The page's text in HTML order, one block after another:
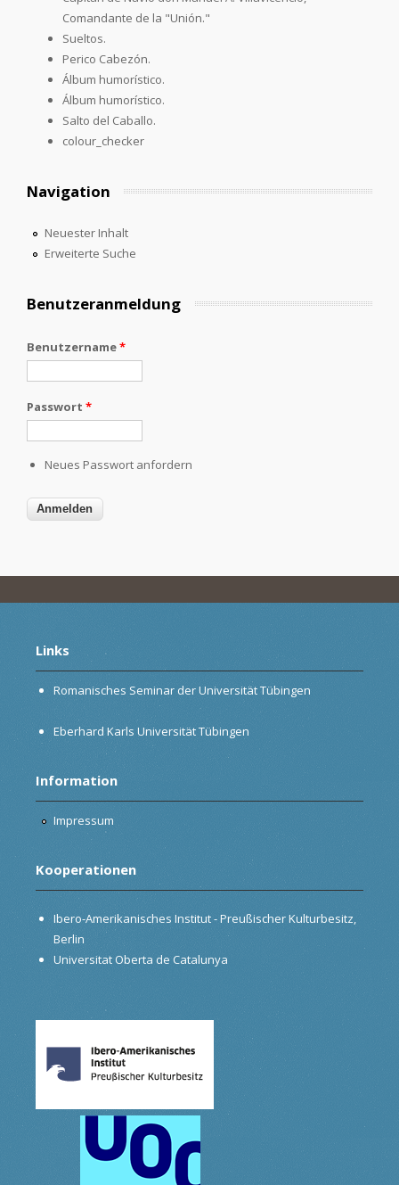
Comandante de la "Unión."
Sueltos.
Perico Cabezón.
Álbum humorístico.
Álbum humorístico.
Salto del Caballo.
colour_checker
Navigation
Neuester Inhalt
Erweiterte Suche
Benutzeranmeldung
Benutzername*
Passwort *
Neues Passwort anfordern
Links
Romanisches Seminar der Universität Tübingen
Eberhard Karls Universität Tübingen
Information
Impressum
Kooperationen
Ibero-Amerikanisches Institut - Preußischer Kulturbesitz,
Berlin
Universitat Oberta de Catalunya